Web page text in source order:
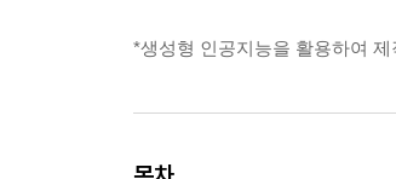
*생성형 인공지능을 활용하여